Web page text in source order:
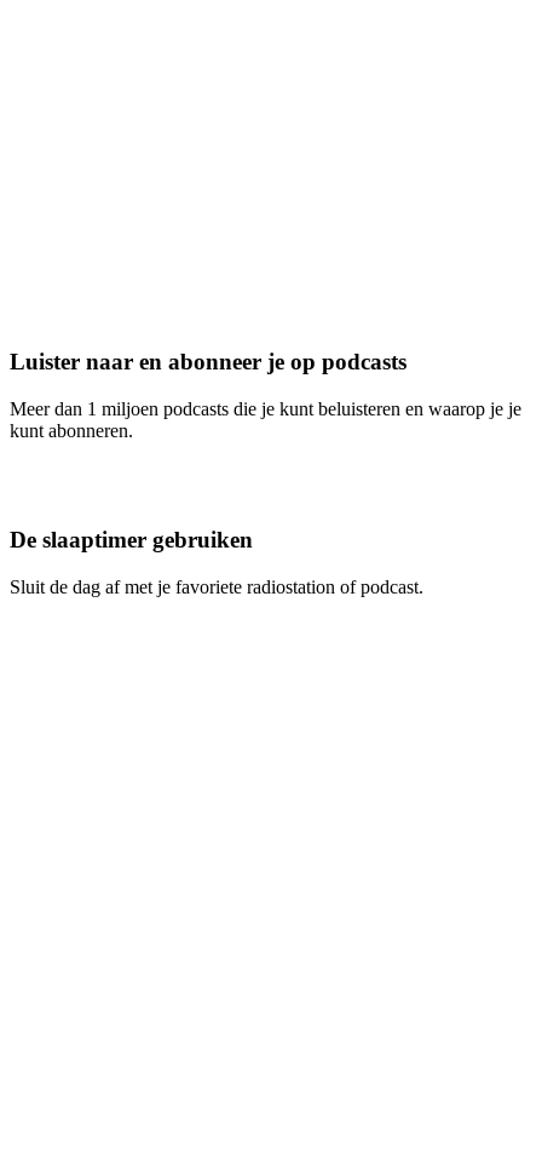
Luister naar en abonneer je op podcasts
Meer dan 1 miljoen podcasts die je kunt beluisteren en waarop je je
kunt abonneren.
De slaaptimer gebruiken
Sluit de dag af met je favoriete radiostation of podcast.